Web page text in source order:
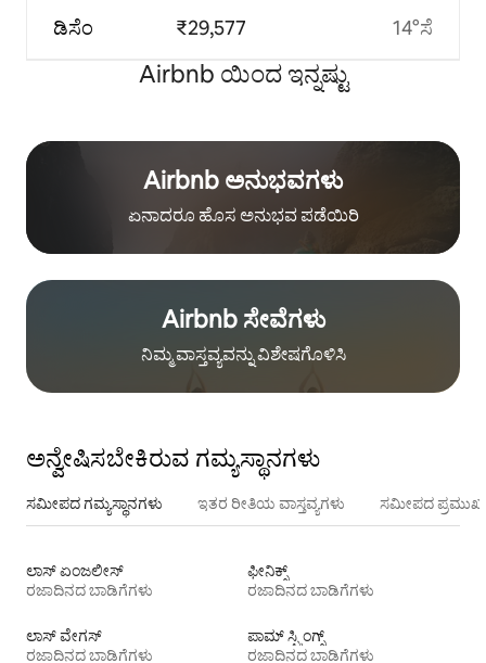
ಡಿಸೆಂ ₹29,577 14°ಸೆ
Airbnb ಯಿಂದ ಇನ್ನಷ್ಟು
Airbnb ಅನುಭವಗಳು
ಏನಾದರೂ ಹೊಸ ಅನುಭವ ಪಡೆಯಿರಿ
Airbnb ಸೇವೆಗಳು
ನಿಮ್ಮ ವಾಸ್ತವ್ಯವನ್ನು ವಿಶೇಷಗೊಳಿಸಿ
ಅನ್ವೇಷಿಸಬೇಕಿರುವ ಗಮ್ಯಸ್ಥಾನಗಳು
ಸಮೀಪದ ಗಮ್ಯಸ್ಥಾನಗಳು ಇತರ ರೀತಿಯ ವಾಸ್ತವ್ಯಗಳು ಸಮೀಪದ ಪ್ರಮುಖ
ಲಾಸ್ ಏಂಜಲೀಸ್
ರಜಾದಿನದ ಬಾಡಿಗೆಗಳು
ಫೀನಿಕ್ಸ್
ರಜಾದಿನದ ಬಾಡಿಗೆಗಳು
ಲಾಸ್ ವೇಗಸ್
ರಜಾದಿನದ ಬಾಡಿಗೆಗಳು
ಪಾಮ್ ಸ್ಪ್ರಿಂಗ್ಸ್
ರಜಾದಿನದ ಬಾಡಿಗೆಗಳು